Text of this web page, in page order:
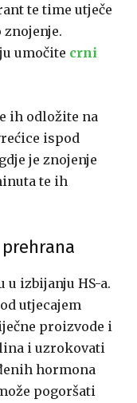
te time utječe
umočite crni
ih odložite na
ispod
je znojenje
te ih
u izbijanju HS-a.
utjecajem
proizvode i
i uzrokovati
hormona
pogoršati